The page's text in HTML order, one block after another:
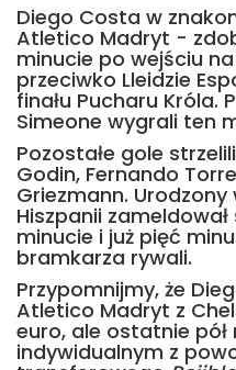
Diego Costa w
Atletico Madryt -
minucie po wejściu
przeciwko Lleidzie
finału Pucharu Króla.
Simeone wygrali ten
Pozostałe gole
Godin, Fernando
Griezmann.
Hiszpanii
minucie i już pięć
bramkarza rywali.
Przypomnijmy, że
Atletico Madryt z
euro, ale ostatnie pół
indywidualnym z